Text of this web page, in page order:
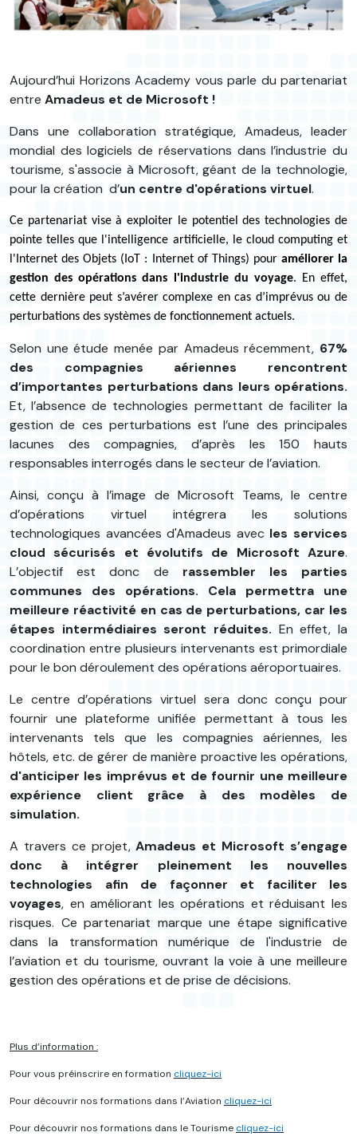
Aujourd’hui Horizons Academy vous parle du partenariat
entre Amadeus et de Microsoft !
Dans une collaboration stratégique, Amadeus, leader
mondial des logiciels de réservations dans l’industrie du
tourisme, s'associe à Microsoft, géant de la technologie,
pour la création d’un centre d'opérations virtuel.
Ce partenariat vise à exploiter le potentiel des technologies de
pointe telles que l'intelligence artificielle, le cloud computing et
l'Internet des Objets (IoT : Internet of Things) pour améliorer la
gestion des opérations dans l'industrie du voyage. En effet,
cette dernière peut s’avérer complexe en cas d’imprévus ou de
perturbations des systèmes de fonctionnement actuels.
Selon une étude menée par Amadeus récemment, 67%
des compagnies aériennes rencontrent
d’importantes perturbations dans leurs opérations.
Et, l’absence de technologies permettant de faciliter la
gestion de ces perturbations est l’une des principales
lacunes des compagnies, d’après les 150 hauts
responsables interrogés dans le secteur de l’aviation.
Ainsi, conçu à l’image de Microsoft Teams, le centre
d’opérations virtuel intégrera les solutions
technologiques avancées d'Amadeus avec les services
cloud sécurisés et évolutifs de Microsoft Azure.
L’objectif est donc de rassembler les parties
communes des opérations. Cela permettra une
meilleure réactivité en cas de perturbations, car les
étapes intermédiaires seront réduites. En effet, la
coordination entre plusieurs intervenants est primordiale
pour le bon déroulement des opérations aéroportuaires.
Le centre d’opérations virtuel sera donc conçu pour
fournir une plateforme unifiée permettant à tous les
intervenants tels que les compagnies aériennes, les
hôtels, etc. de gérer de manière proactive les opérations,
d'anticiper les imprévus et de fournir une meilleure
expérience client grâce à des modèles de
simulation.
A travers ce projet,Amadeus et Microsoft s’engage
donc à intégrer pleinement les nouvelles
technologies afin de façonner et faciliter les
voyages, en améliorant les opérations et réduisant les
risques. Ce partenariat marque une étape significative
dans la transformation numérique de l'industrie de
l’aviation et du tourisme, ouvrant la voie à une meilleure
gestion des opérations et de prise de décisions.
Plus d’information :
Pour vous préinscrire en formation cliquez-ici
Pour découvrir nos formations dans l’Aviation cliquez-ici
Pour découvrir nos formations dans le Tourisme cliquez-ici